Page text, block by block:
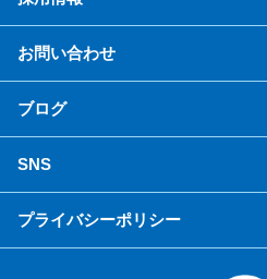
お問い合わせ
ブログ
SNS
プライバシーポリシー